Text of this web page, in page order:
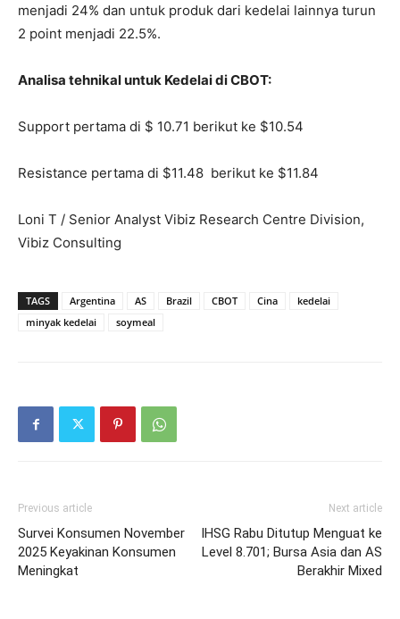
menjadi 24% dan untuk produk dari kedelai lainnya turun
2 point menjadi 22.5%.
Analisa tehnikal untuk Kedelai di CBOT:
Support pertama di $ 10.71 berikut ke $10.54
Resistance pertama di $11.48 berikut ke $11.84
Loni T / Senior Analyst Vibiz Research Centre Division,
Vibiz Consulting
TAGS Argentina AS Brazil CBOT Cina
kedelai
minyak kedelai
soymeal
Previous article
Survei Konsumen November
2025 Keyakinan Konsumen
Meningkat
Next article
IHSG Rabu Ditutup Menguat ke
Level 8.701; Bursa Asia dan AS
Berakhir Mixed